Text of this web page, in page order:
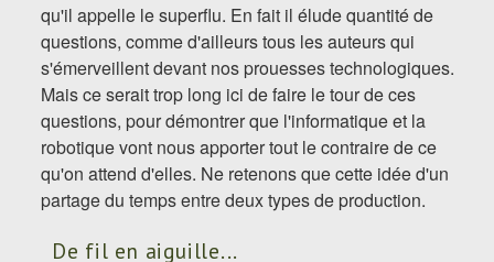
qu'il appelle le superflu. En fait il élude quantité de
questions, comme d'ailleurs tous les auteurs qui
s'émerveillent devant nos prouesses technologiques.
Mais ce serait trop long ici de faire le tour de ces
questions, pour démontrer que l'informatique et la
robotique vont nous apporter tout le contraire de ce
qu'on attend d'elles. Ne retenons que cette idée d'un
partage du temps entre deux types de production.
De fil en aiguille...